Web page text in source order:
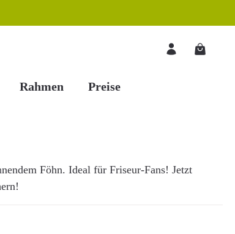
Rahmen Preise
Föhn. Ideal für Friseur-Fans! Jetzt